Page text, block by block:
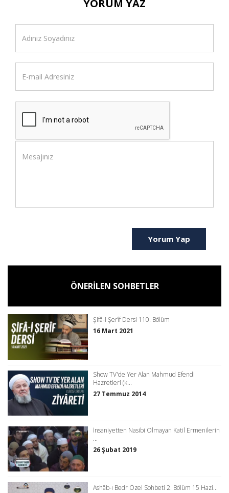
YORUM YAZ
Yorum Yap
ÖNERİLEN SOHBETLER
Şifâ-i Şerîf Dersi 110. Bölüm
16 Mart 2021
Show TV'de Yer Alan Mahmud Efendi
Hazretleri (k...
27 Temmuz 2014
İnsaniyetten Nasibi Olmayan Katil Ermenilerin
...
26 Şubat 2019
Ashâb-ı Bedr Özel Sohbeti 2. Bölüm 15 Hazi...